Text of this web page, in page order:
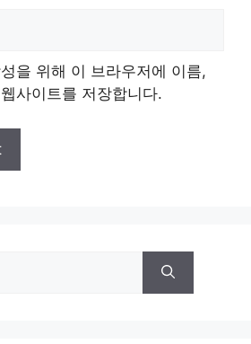
을 위해 이 브라우저에 이름,
사이트를 저장합니다.